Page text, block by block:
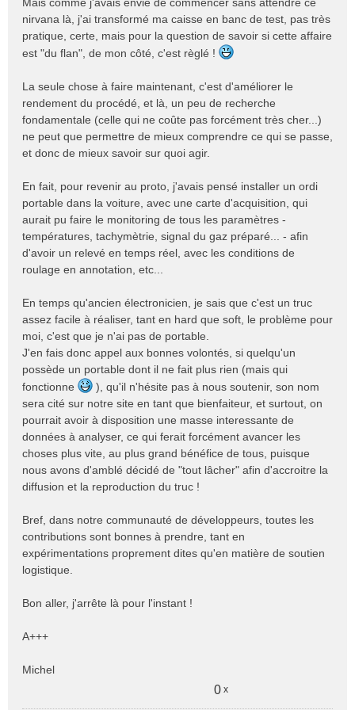
nirvana là, j'ai transformé ma caisse en banc de test, pas très
pratique, certe, mais pour la question de savoir si cette affaire
est "du flan", de mon côté, c'est règlé !
La seule chose à faire maintenant, c'est d'améliorer le
rendement du procédé, et là, un peu de recherche
fondamentale (celle qui ne coûte pas forcément très cher...)
ne peut que permettre de mieux comprendre ce qui se passe,
et donc de mieux savoir sur quoi agir.
En fait, pour revenir au proto, j'avais pensé installer un ordi
portable dans la voiture, avec une carte d'acquisition, qui
aurait pu faire le monitoring de tous les paramètres -
températures, tachymètrie, signal du gaz préparé... - afin
d'avoir un relevé en temps réel, avec les conditions de
roulage en annotation, etc...
En temps qu'ancien électronicien, je sais que c'est un truc
assez facile à réaliser, tant en hard que soft, le problème pour
moi, c'est que je n'ai pas de portable.
J'en fais donc appel aux bonnes volontés, si quelqu'un
possède un portable dont il ne fait plus rien (mais qui
fonctionne
), qu'il n'hésite pas à nous soutenir, son nom
sera cité sur notre site en tant que bienfaiteur, et surtout, on
pourrait avoir à disposition une masse interessante de
données à analyser, ce qui ferait forcément avancer les
choses plus vite, au plus grand bénéfice de tous, puisque
nous avons d'amblé décidé de "tout lâcher" afin d'accroitre la
diffusion et la reproduction du truc !
Bref, dans notre communauté de développeurs, toutes les
contributions sont bonnes à prendre, tant en
expérimentations proprement dites qu'en matière de soutien
logistique.
Bon aller, j'arrête là pour l'instant !
A+++
Michel
0 x